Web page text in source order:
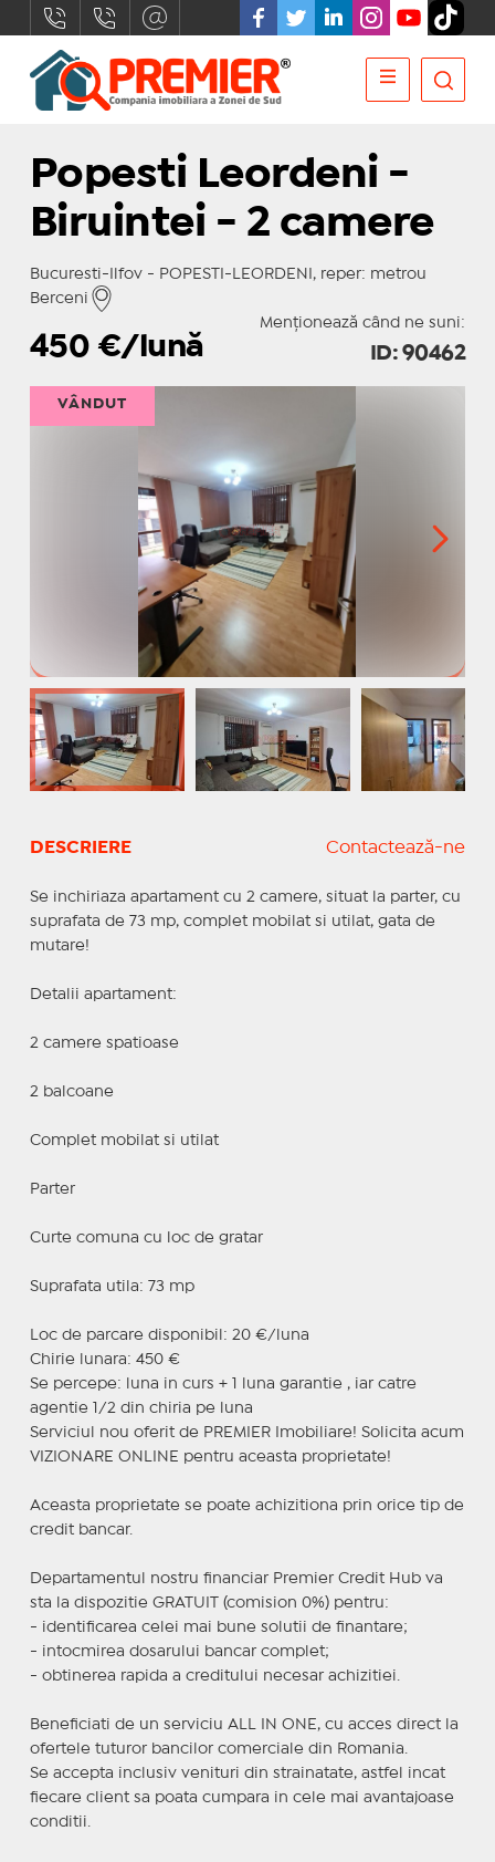
Popesti Leordeni -
Biruintei - 2 camere
Bucuresti-Ilfov - POPESTI-LEORDENI, reper: metrou
Berceni
Menționează când ne suni:
450 €/lună ID: 90462
VÂNDUT
DESCRIERE Contactează-ne
Se inchiriaza apartament cu 2 camere, situat la parter, cu
suprafata de 73 mp, complet mobilat si utilat, gata de
mutare!
Detalii apartament:
2 camere spatioase
2 balcoane
Complet mobilat si utilat
Parter
Curte comuna cu loc de gratar
Suprafata utila: 73 mp
Loc de parcare disponibil: 20 €/luna
Chirie lunara: 450 €
Se percepe: luna in curs + 1 luna garantie , iar catre
agentie 1/2 din chiria pe luna
Serviciul nou oferit de PREMIER Imobiliare! Solicita acum
VIZIONARE ONLINE pentru aceasta proprietate!
Aceasta proprietate se poate achizitiona prin orice tip de
credit bancar.
Departamentul nostru financiar Premier Credit Hub va
sta la dispozitie GRATUIT (comision 0%) pentru:
- identificarea celei mai bune solutii de finantare;
- intocmirea dosarului bancar complet;
- obtinerea rapida a creditului necesar achizitiei.
Beneficiati de un serviciu ALL IN ONE, cu acces direct la
ofertele tuturor bancilor comerciale din Romania.
Se accepta inclusiv venituri din strainatate, astfel incat
fiecare client sa poata cumpara in cele mai avantajoase
conditii.